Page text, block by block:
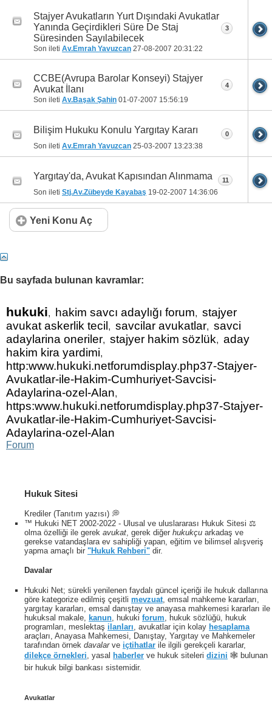
Stajyer Avukatların Yurt Dışındaki Avukatlar
Yanında Geçirdikleri Süre De Staj
Süresinden Sayılabilecek
Son ileti Av.Emrah Yavuzcan 27-08-2007 20:31:22
3
CCBE(Avrupa Barolar Konseyi) Stajyer
Avukat İlanı
Son ileti Av.Başak Şahin 01-07-2007 15:56:19
4
Bilişim Hukuku Konulu Yargıtay Kararı
Son ileti Av.Emrah Yavuzcan 25-03-2007 13:23:38
0
Yargıtay'da, Avukat Kapısından Alınmama
Son ileti Stj.Av.Zübeyde Kayabaş 19-02-2007 14:36:06
11
Yeni Konu Aç
Bu sayfada bulunan kavramlar:
hukuki, hakim savcı adaylığı forum, stajyer
avukat askerlik tecil , savcilar avukatlar, savci
adaylarina oneriler, stajyer hakim sözlük, aday
hakim kira yardimi,
http:www.hukuki.netforumdisplay.php37-Stajyer-
Avukatlar-ile-Hakim-Cumhuriyet-Savcisi-
Adaylarina-ozel-Alan,
https:www.hukuki.netforumdisplay.php37-Stajyer-
Avukatlar-ile-Hakim-Cumhuriyet-Savcisi-
Adaylarina-ozel-Alan
Forum
Hukuk Sitesi
Krediler (Tanıtım yazısı) 💭
™ Hukuki NET 2002-2022 - Ulusal ve uluslararası Hukuk Sitesi ⚖️
olma özelliği ile gerek avukat, gerek diğer hukukçu arkadaş ve
gerekse vatandaşlara ev sahipliği yapan, eğitim ve bilimsel alışveriş
yapma amaçlı bir "Hukuk Rehberi" dir.
Davalar
Hukuki Net; sürekli yenilenen faydalı güncel içeriği ile hukuk dallarına
göre kategorize edilmiş çeşitli mevzuat , emsal mahkeme kararları,
yargıtay kararları, emsal danıştay ve anayasa mahkemesi kararları ile
hukuksal makale,
kanun , hukuki forum , hukuk sözlüğü, hukuk
programları, meslektaş ilanları , avukatlar için kolay hesaplama
araçları, Anayasa Mahkemesi, Danıştay, Yargıtay ve Mahkemeler
tarafından örnek davalarve içtihatlar ile ilgili gerekçeli kararlar,
dilekçe örnekleri , yasal haberler ve hukuk siteleri dizini 🕸 bulunan
bir hukuk bilgi bankası sistemidir.
Avukatlar